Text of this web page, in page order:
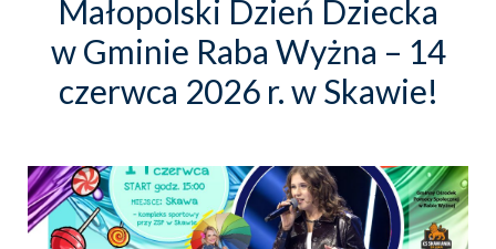
Małopolski Dzień Dziecka
w Gminie Raba Wyżna – 14
czerwca 2026 r. w Skawie!